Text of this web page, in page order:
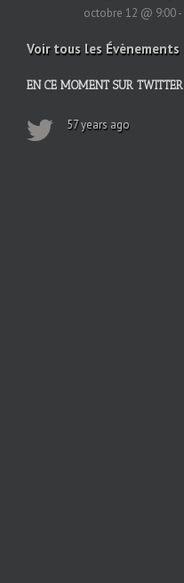
octobre 12 @ 9:00-
Voir tous les Évènements
EN CE MOMENT SUR TWITTER
57 years ago